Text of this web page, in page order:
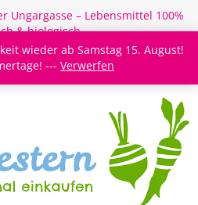
Ungargasse – Lebensmittel 100%
& biologisch
Meine Merkzettel
wieder ab Samstag 15. August!
--- Verwerfen